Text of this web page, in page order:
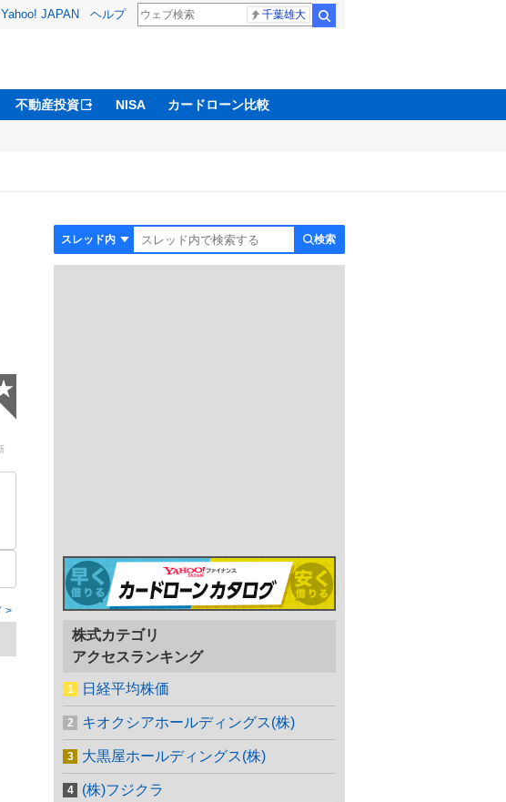
Yahoo! JAPAN ヘルプ 千葉雄大
不動産投資 NISA カードローン比較
検索
株式カテゴリ
アクセスランキング
日経平均株価
キオクシアホールディングス(株)
大黒屋ホールディングス(株)
(株)フジクラ